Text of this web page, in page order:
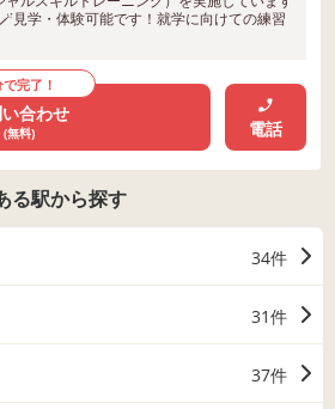
見学・体験可能です！就学に向けての練習
で完了！
合わせ
(無料) 電話
る駅から探す
34件
31件
37件